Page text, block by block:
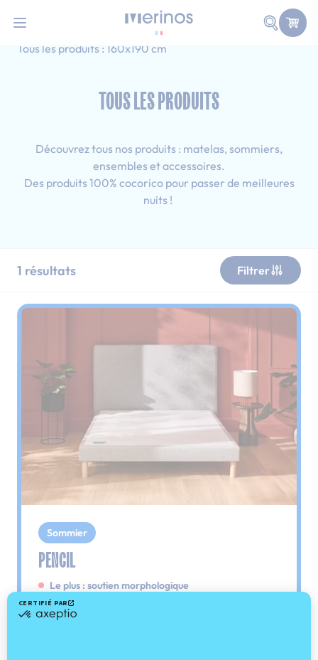
Faire
Accueil
Simple
Tous les produits : 160x190 cm
TOUS LES PRODUITS
Découvrez tous nos produits : matelas, sommiers,
ensembles et accessoires.
Des produits 100% cocorico pour passer de meilleures
nuits !
1 résultats Filtrer
Sommier
PENCIL
Le plus : soutien morphologique
Grâce à ses 3 zones de confort, le sommier
Pencil vous assure tout son soutien. Avec les